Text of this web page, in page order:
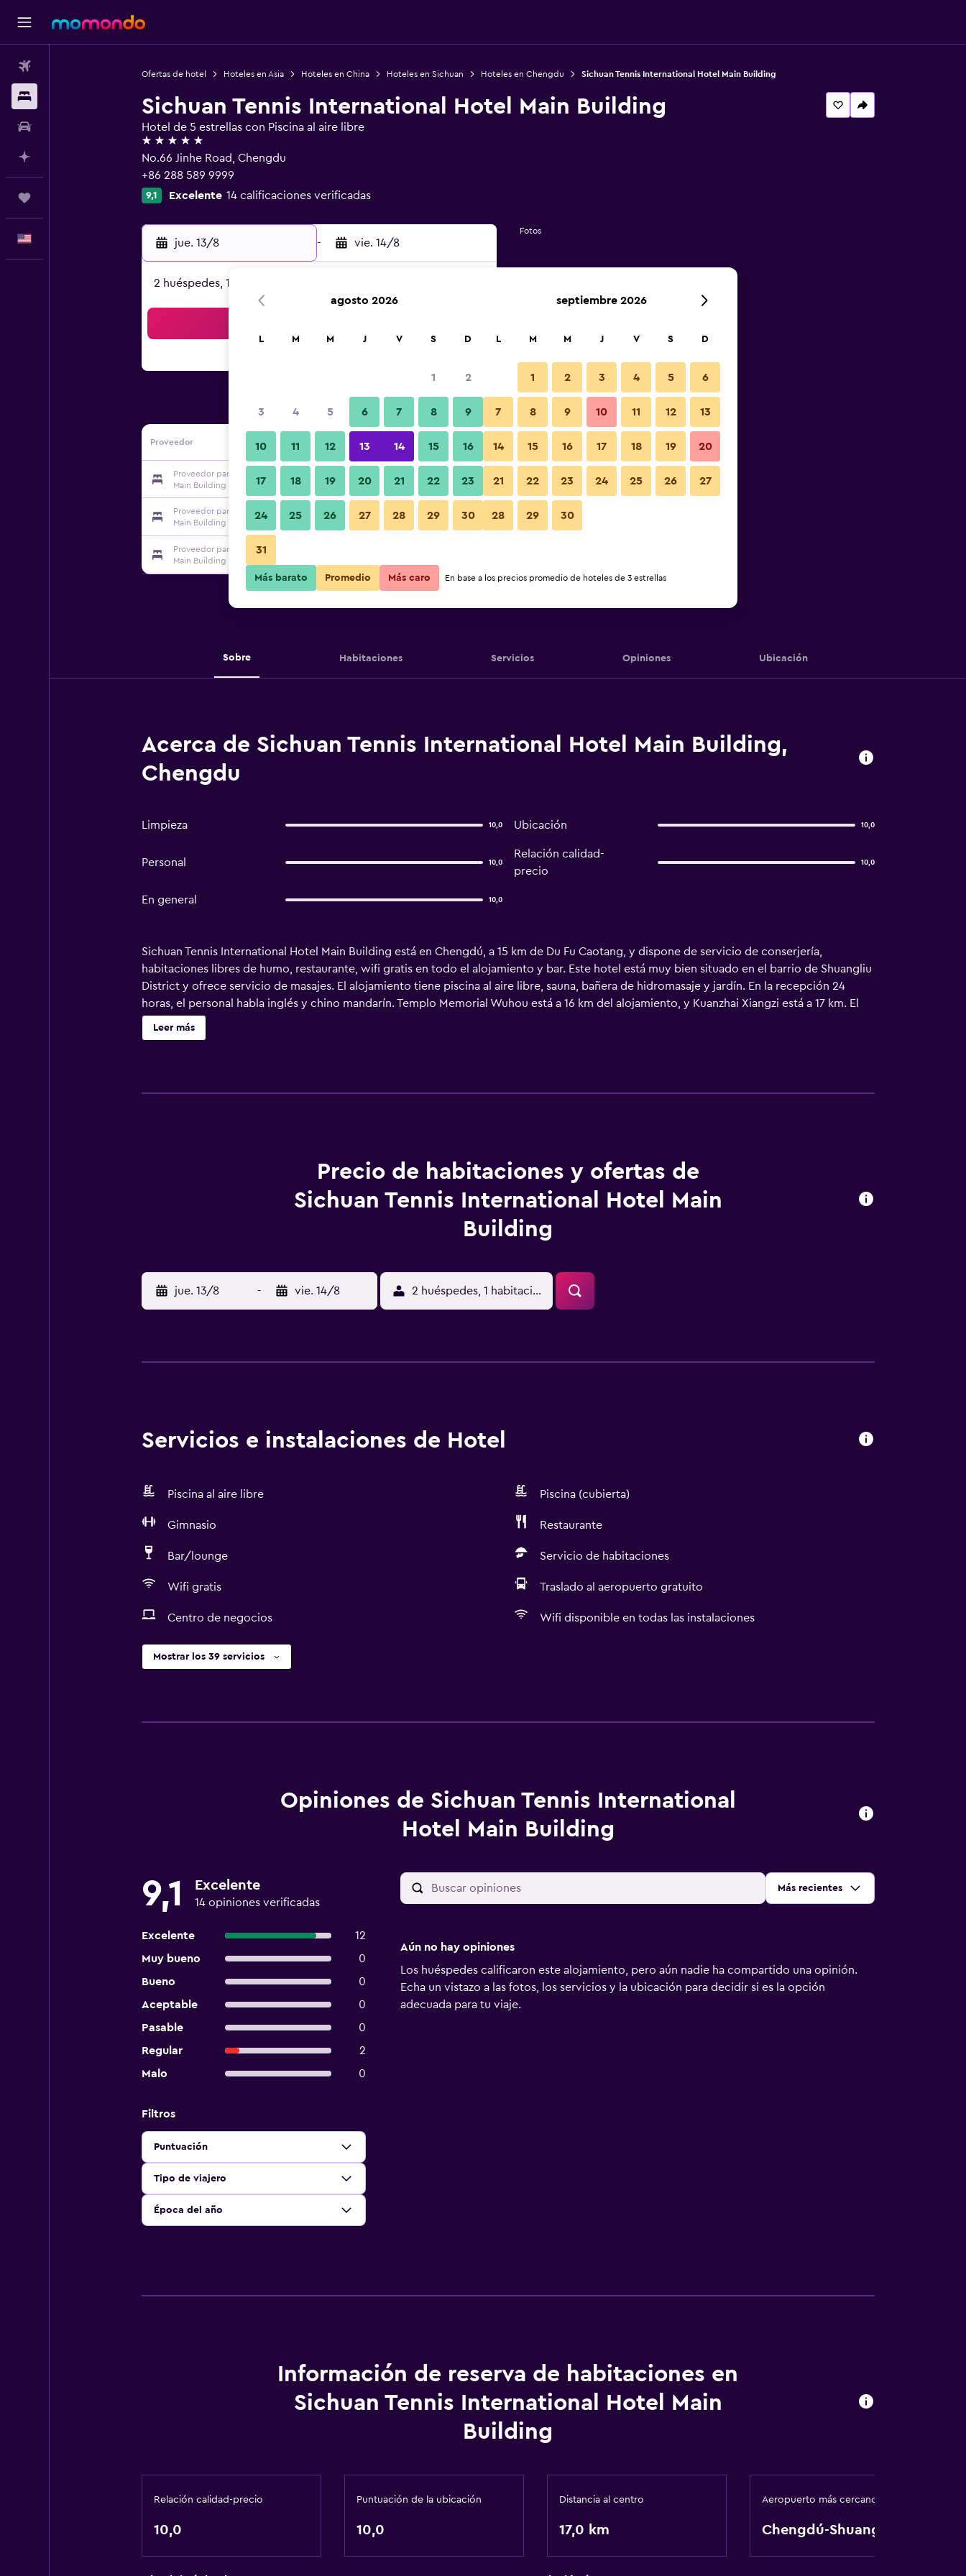
Ofertas de hotel Hoteles en Asia Hoteles en China Hoteles en Sichuan Hoteles en Chengdu Sichuan Tennis International Hotel Main Building
Sichuan Tennis International Hotel Main Building
Hotel de 5 estrellas con Piscina al aire libre
5 estrellas
No.66 Jinhe Road, Chengdu
+86 288 589 9999
9,1 Excelente 14 calificaciones verificadas
jue. 13/8 - vie. 14/8
2 huéspedes, 1 habitación
Proveedor
Proveedor para Sichuan Tennis International Hotel
Main Building
Ver precios
Proveedor para Sichuan Tennis International Hotel
Main Building
Ver precios
Proveedor para Sichuan Tennis International Hotel
Main Building
Fotos
Sobre Habitaciones Servicios Opiniones Ubicación
Acerca de Sichuan Tennis International Hotel Main Building,
Chengdu
Limpieza 10,0 Ubicación 10,0
Personal 10,0
Relación calidad-
precio
10,0
En general 10,0
Sichuan Tennis International Hotel Main Building está en Chengdú, a 15 km de Du Fu Caotang, y dispone de servicio de conserjería,
habitaciones libres de humo, restaurante, wifi gratis en todo el alojamiento y bar. Este hotel está muy bien situado en el barrio de Shuangliu
District y ofrece servicio de masajes. El alojamiento tiene piscina al aire libre, sauna, bañera de hidromasaje y jardín. En la recepción 24
horas, el personal habla inglés y chino mandarín. Templo Memorial Wuhou está a 16 km del alojamiento, y Kuanzhai Xiangzi está a 17 km. El
aeropuerto (Aeropuerto internacional de Chengdu Shuangliu) está a 5 km, y el alojamiento ofrece servicio de traslado gratis para ir o volver
del aeropuerto.
Leer más
Precio de habitaciones y ofertas de
Sichuan Tennis International Hotel Main
Building
jue. 13/8 - vie. 14/8 2 huéspedes, 1 habitación
Servicios e instalaciones de Hotel
Piscina al aire libre Piscina (cubierta)
Gimnasio Restaurante
Bar/lounge Servicio de habitaciones
Wifi gratis Traslado al aeropuerto gratuito
Centro de negocios Wifi disponible en todas las instalaciones
Mostrar los 39 servicios
Opiniones de Sichuan Tennis International
Hotel Main Building
9,1 Excelente
14 opiniones verificadas
Excelente
12
Muy bueno
0
Bueno
0
Aceptable
0
Pasable
0
Regular
2
Malo
0
Ordenar por:
Más recientes
Filtros
Puntuación
Tipo de viajero
Época del año
Aún no hay opiniones
Los huéspedes calificaron este alojamiento, pero aún nadie ha compartido una opinión.
Echa un vistazo a las fotos, los servicios y la ubicación para decidir si es la opción
adecuada para tu viaje.
Información de reserva de habitaciones en
Sichuan Tennis International Hotel Main
Building
Relación calidad-precio
10,0
Puntuación de la ubicación
10,0
Distancia al centro
17,0 km
Aeropuerto más cercano
Chengdú-Shuangliu
agosto 2026
L M M J V S D
1 2
3 4 5 6 7 8 9
10 11 12 13 14 15 16
17 18 19 20 21 22 23
24 25 26 27 28 29 30
31
septiembre 2026
L M M J V S D
1 2 3 4 5 6
7 8 9 10 11 12 13
14 15 16 17 18 19 20
21 22 23 24 25 26 27
28 29 30
Más barato Promedio Más caro En base a los precios promedio de hoteles de 3 estrellas